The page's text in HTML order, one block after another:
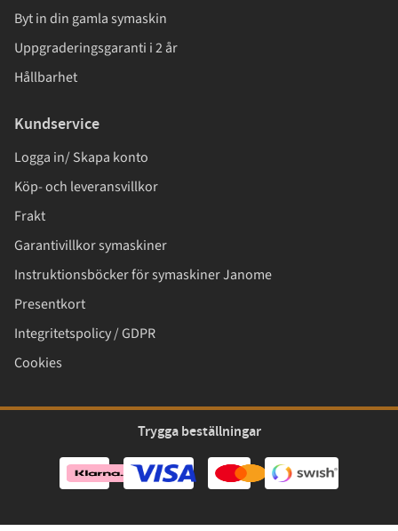
Byt in din gamla symaskin
Uppgraderingsgaranti i 2 år
Hållbarhet
Kundservice
Logga in/ Skapa konto
Köp- och leveransvillkor
Frakt
Garantivillkor symaskiner
Instruktionsböcker för symaskiner Janome
Presentkort
Integritetspolicy / GDPR
Cookies
Trygga beställningar